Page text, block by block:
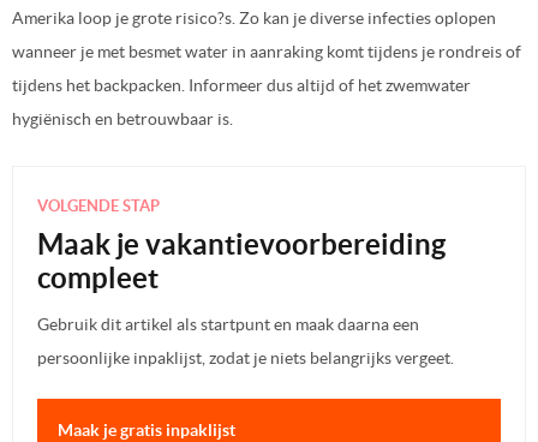
Amerika loop je grote risico?s. Zo kan je diverse infecties oplopen
wanneer je met besmet water in aanraking komt tijdens je rondreis of
tijdens het backpacken. Informeer dus altijd of het zwemwater
hygiënisch en betrouwbaar is.
VOLGENDE STAP
Maak je vakantievoorbereiding
compleet
Gebruik dit artikel als startpunt en maak daarna een
persoonlijke inpaklijst, zodat je niets belangrijks vergeet.
Maak je gratis inpaklijst